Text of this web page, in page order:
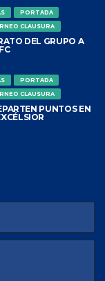
PORTADA
CLAUSURA
DEL GRUPO A
PORTADA
CLAUSURA
PUNTOS EN